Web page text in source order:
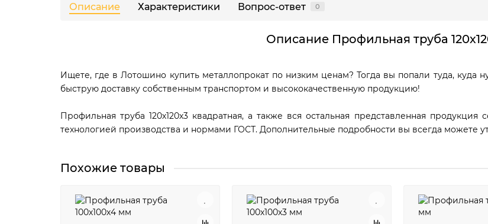
Описание Характеристики Вопрос-ответ 0
Описание Профильная труба
Ищете, где в Лотошино купить металлопрокат по низким ценам? Тогда вы попали туда, куда
быструю доставку собственным транспортом и высококачественную продукцию!
Профильная труба 120х120х3 квадратная, а также вся остальная представленная
технологией производства и нормами ГОСТ. Дополнительные подробности вы всегда можете
Похожие товары